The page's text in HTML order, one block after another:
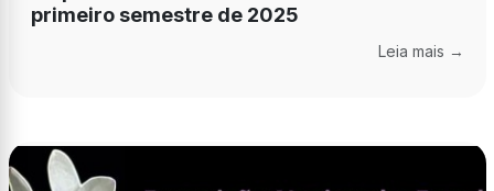
primeiro semestre de 2025
Leia mais →